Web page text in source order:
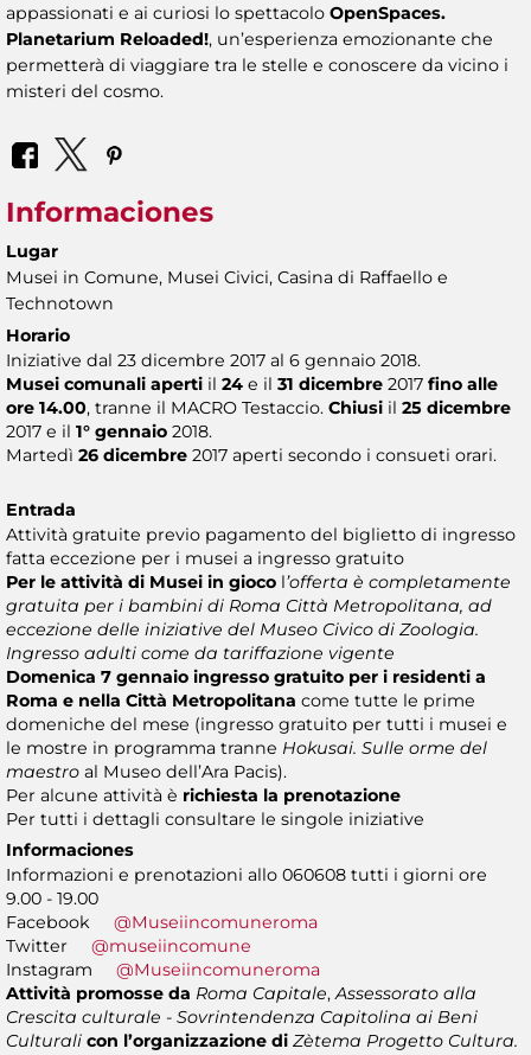
appassionati e ai curiosi lo spettacolo OpenSpaces.
Planetarium Reloaded!, un’esperienza emozionante che
permetterà di viaggiare tra le stelle e conoscere da vicino i
misteri del cosmo.
Informaciones
Lugar
Musei in Comune, Musei Civici, Casina di Raffaello e
Technotown
Horario
Iniziative dal 23 dicembre 2017 al 6 gennaio 2018.
Musei comunali aperti il 24 e il 31 dicembre 2017 fino alle
ore 14.00, tranne il MACRO Testaccio. Chiusi il 25 dicembre
2017 e il 1° gennaio 2018.
Martedì 26 dicembre 2017 aperti secondo i consueti orari.
Entrada
Attività gratuite previo pagamento del biglietto di ingresso
fatta eccezione per i musei a ingresso gratuito
Per le attività di Musei in gioco l’offerta è completamente
gratuita per i bambini di Roma Città Metropolitana, ad
eccezione delle iniziative del Museo Civico di Zoologia.
Ingresso adulti come da tariffazione vigente
Domenica 7 gennaio ingresso gratuito per i residenti a
Roma e nella Città Metropolitana come tutte le prime
domeniche del mese (ingresso gratuito per tutti i musei e
le mostre in programma tranne Hokusai. Sulle orme del
maestro al Museo dell’Ara Pacis).
Per alcune attività è richiesta la prenotazione
Per tutti i dettagli consultare le singole iniziative
Informaciones
Informazioni e prenotazioni allo 060608 tutti i giorni ore
9.00 - 19.00
Facebook @Museiincomuneroma
Twitter @museiincomune
Instagram @Museiincomuneroma
Attività promosse da Roma Capitale,Assessorato alla
Crescita culturale - Sovrintendenza Capitolina ai Beni
Culturali con l’organizzazione di Zètema Progetto Cultura.